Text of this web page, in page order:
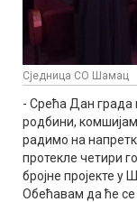
Сједница СО Шамац
- Срећа Дан
родбини,
радимо на
протекле четири
бројне пројекте
Обећавам да ће се